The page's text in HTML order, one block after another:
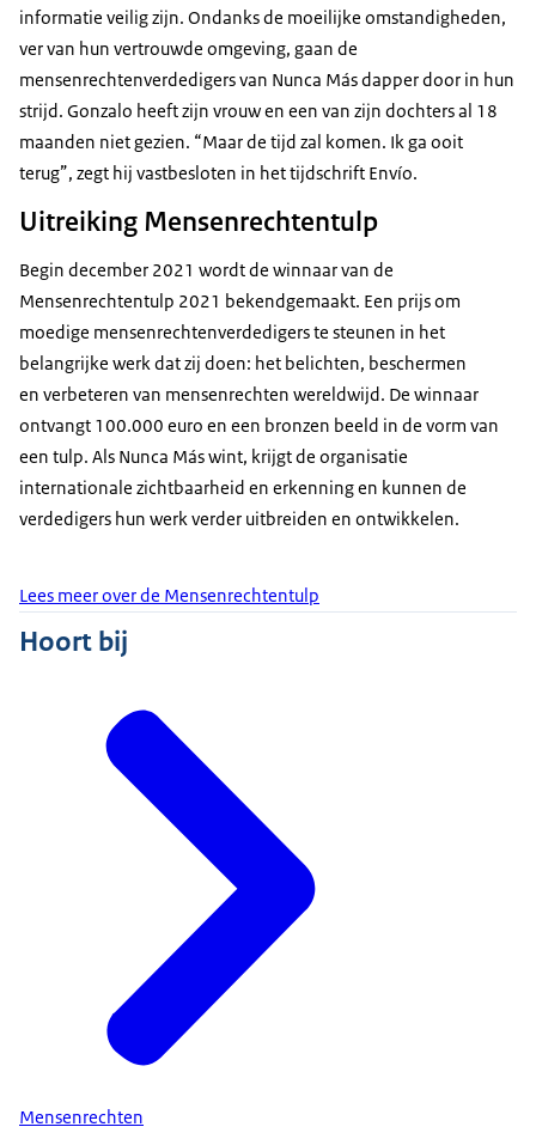
informatie veilig zijn. Ondanks de moeilijke omstandigheden,
ver van hun vertrouwde omgeving, gaan de
mensenrechtenverdedigers van Nunca Más dapper door in hun
strijd. Gonzalo heeft zijn vrouw en een van zijn dochters al 18
maanden niet gezien. “Maar de tijd zal komen. Ik ga ooit
terug”, zegt hij vastbesloten in het tijdschrift Envío.
Uitreiking Mensenrechtentulp
Begin december 2021 wordt de winnaar van de
Mensenrechtentulp 2021 bekendgemaakt. Een prijs om
moedige mensenrechtenverdedigers te steunen in het
belangrijke werk dat zij doen: het belichten, beschermen
en verbeteren van mensenrechten wereldwijd. De winnaar
ontvangt 100.000 euro en een bronzen beeld in de vorm van
een tulp. Als Nunca Más wint, krijgt de organisatie
internationale zichtbaarheid en erkenning en kunnen de
verdedigers hun werk verder uitbreiden en ontwikkelen.
Lees meer over de Mensenrechtentulp
Hoort bij
Mensenrechten